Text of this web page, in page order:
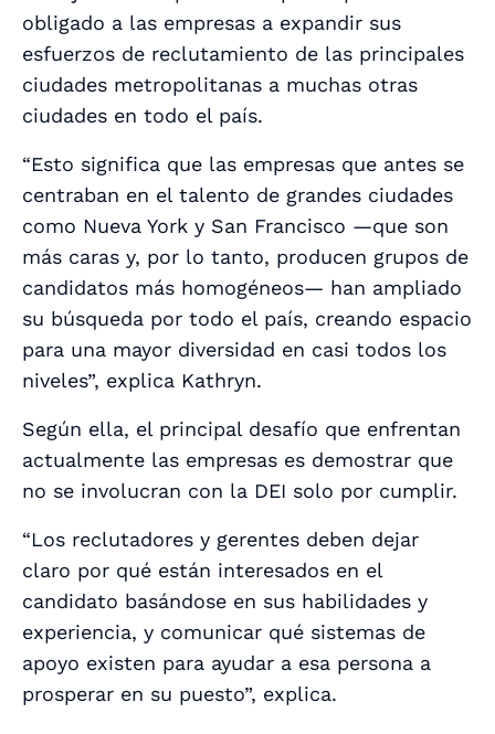
obligado a las empresas a expandir sus
esfuerzos de reclutamiento de las principales
ciudades metropolitanas a muchas otras
ciudades en todo el país.
“Esto significa que las empresas que antes se
centraban en el talento de grandes ciudades
como Nueva York y San Francisco —que son
más caras y, por lo tanto, producen grupos de
candidatos más homogéneos— han ampliado
su búsqueda por todo el país, creando espacio
para una mayor diversidad en casi todos los
niveles”, explica Kathryn.
Según ella, el principal desafío que enfrentan
actualmente las empresas es demostrar que
no se involucran con la DEI solo por cumplir.
“Los reclutadores y gerentes deben dejar
claro por qué están interesados en el
candidato basándose en sus habilidades y
experiencia, y comunicar qué sistemas de
apoyo existen para ayudar a esa persona a
prosperar en su puesto”, explica.